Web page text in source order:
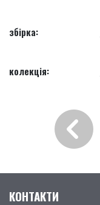
збірка:
колекція:
КОНТАКТИ